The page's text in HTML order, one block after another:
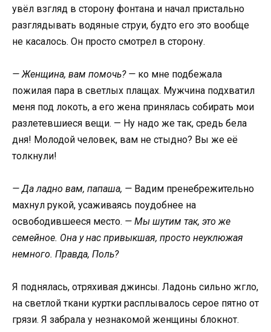
увёл взгляд в сторону фонтана и начал пристально
разглядывать водяные струи, будто его это вообще
не касалось. Он просто смотрел в сторону.
— Женщина, вам помочь? — ко мне подбежала
пожилая пара в светлых плащах. Мужчина подхватил
меня под локоть, а его жена принялась собирать мои
разлетевшиеся вещи. — Ну надо же так, средь бела
дня! Молодой человек, вам не стыдно? Вы же её
толкнули!
— Да ладно вам, папаша, — Вадим пренебрежительно
махнул рукой, усаживаясь поудобнее на
освободившееся место. — Мы шутим так, это же
семейное. Она у нас привыкшая, просто неуклюжая
немного. Правда, Поль?
Я поднялась, отряхивая джинсы. Ладонь сильно жгло,
на светлой ткани куртки расплывалось серое пятно от
грязи. Я забрала у незнакомой женщины блокнот.